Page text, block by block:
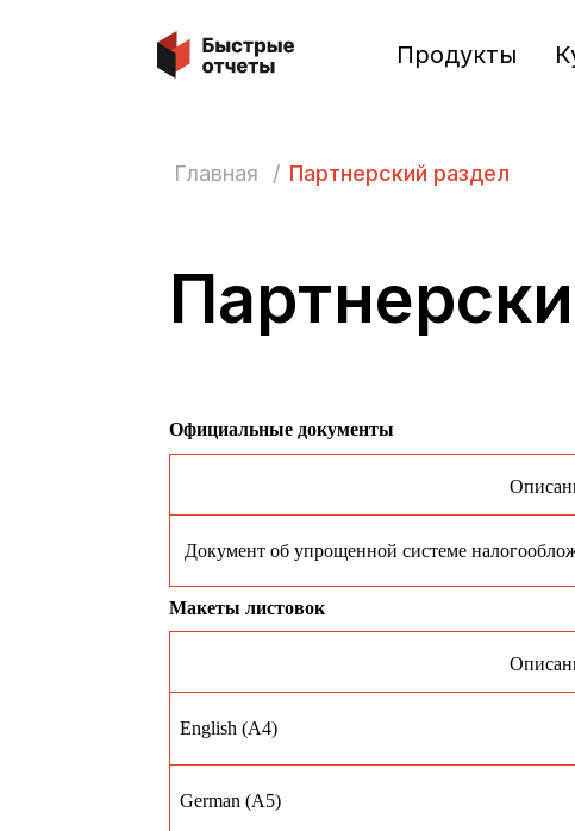
Быстрые отчеты Продукты
Главная / Партнерский раздел
Официальные документы
Документ об упрощенной системе
Макеты листовок
English (A4)
German (A5)